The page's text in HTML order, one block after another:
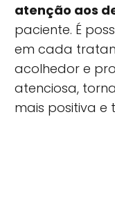
atenção aos
paciente. É
em cada
acolhedor e
atenciosa,
mais positiva